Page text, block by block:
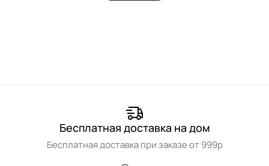
Бесплатная доставка на дом
Бесплатная доставка при заказе от 999р